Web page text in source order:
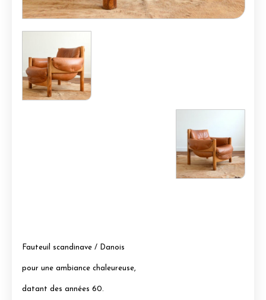
Fauteuil scandinave / Danois
pour une ambiance chaleureuse,
datant des années 60.